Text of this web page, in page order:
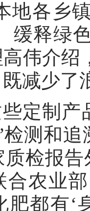
地各乡
缓释绿
伟介绍
减少了
定制
检测和
质检报
合农业
肥都有‘